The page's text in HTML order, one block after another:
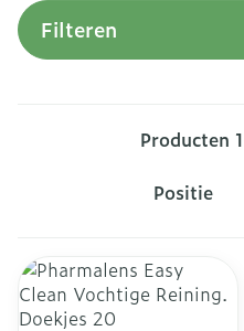
Filteren
Producten 1
Sorteer op: